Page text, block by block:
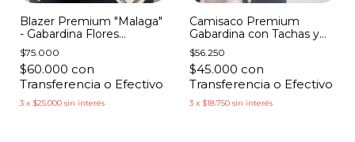
Blazer Premium "Malaga"
- Gabardina Flores
Canutillos
$75.000
$60.000 con
Transferencia o Efectivo
3 x $25.000 sin interés
Camisaco Premium
Gabardina con Tachas y
Bolsillos
$56.250
$45.000 con
Transferencia o Efectivo
3 x $18.750 sin interés